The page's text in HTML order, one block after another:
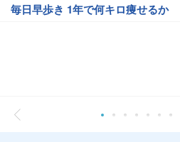
毎日早歩き 1年で何キロ痩せるか